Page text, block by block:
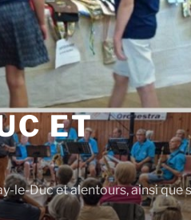
ET
le-Duc et alentours, ainsi que